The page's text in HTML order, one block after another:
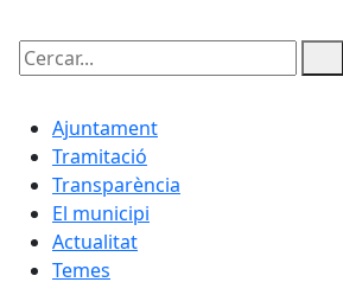
Cercar:
Ajuntament
Tramitació
Transparència
El municipi
Actualitat
Temes